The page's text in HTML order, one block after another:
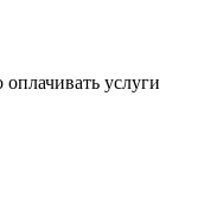
услуги